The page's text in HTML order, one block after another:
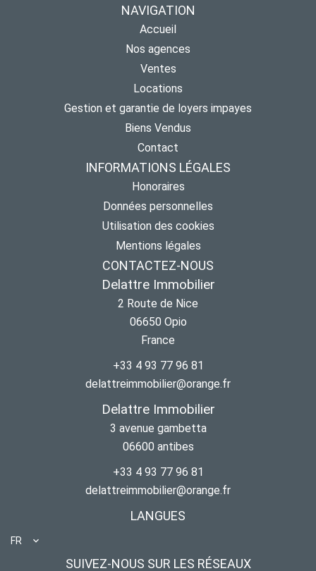
NAVIGATION
Accueil
Nos agences
Ventes
Locations
Gestion et garantie de loyers impayes
Biens Vendus
Contact
INFORMATIONS LÉGALES
Honoraires
Données personnelles
Utilisation des cookies
Mentions légales
CONTACTEZ-NOUS
Delattre Immobilier
2 Route de Nice
06650 Opio
France
+33 4 93 77 96 81
delattreimmobilier@orange.fr
Delattre Immobilier
3 avenue gambetta
06600 antibes
+33 4 93 77 96 81
delattreimmobilier@orange.fr
LANGUES
FR
SUIVEZ-NOUS SUR LES RÉSEAUX